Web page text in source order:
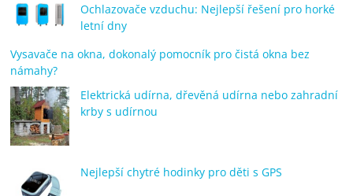
Ochlazovače vzduchu: Nejlepší řešení pro horké
letní dny
Vysavače na okna, dokonalý pomocník pro čistá okna bez
námahy?
Elektrická udírna, dřevěná udírna nebo zahradní
krby s udírnou
Nejlepší chytré hodinky pro děti s GPS